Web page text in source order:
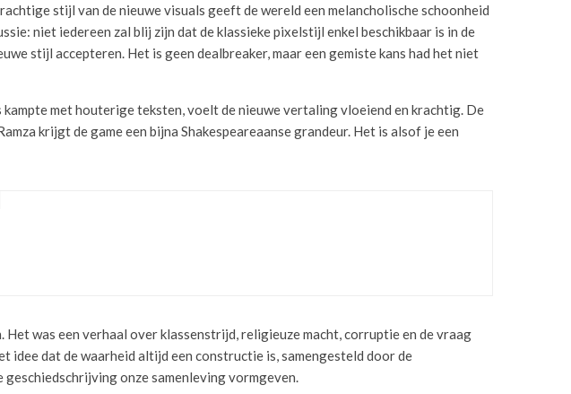
stijl van de nieuwe visuals geeft de wereld een melancholische schoonheid
niet iedereen zal blij zijn dat de klassieke pixelstijl enkel beschikbaar is in de
stijl accepteren. Het is geen dealbreaker, maar een gemiste kans had het niet
met houterige teksten, voelt de nieuwe vertaling vloeiend en krachtig. De
krijgt de game een bijna Shakespeareaanse grandeur. Het is alsof je een
was een verhaal over klassenstrijd, religieuze macht, corruptie en de vraag
idee dat de waarheid altijd een constructie is, samengesteld door de
onze samenleving vormgeven.